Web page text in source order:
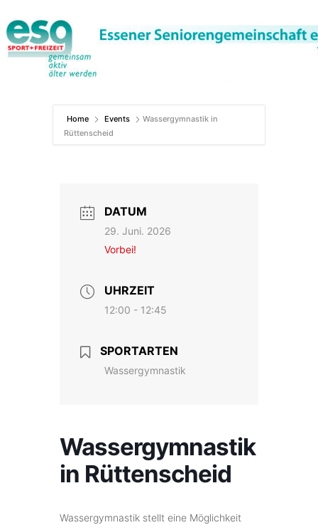
Inhalt
springen
Home Events
Wassergymnastik in
Rüttenscheid
DATUM
29. Juni. 2026
Vorbei!
UHRZEIT
12:00 - 12:45
SPORTARTEN
Wassergymnastik
Wassergymnastik
in Rüttenscheid
Wassergymnastik stellt eine Möglichkeit